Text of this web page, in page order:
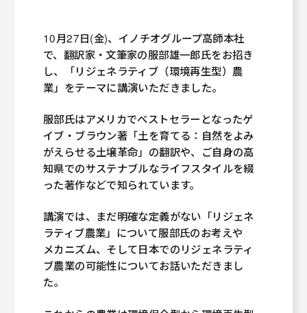
10月27日(金)、イノチオグループ高師本社
で、翻訳家・文筆家の服部雄一郎氏をお招き
し、「リジェネラティブ（環境再生型）農
業」をテーマに講演いただきました。
服部氏はアメリカでベストセラーとなったゲ
イブ・ブラウン著「土を育てる：自然をよみ
がえらせる土壌革命」の翻訳や、ご自身の高
知県でのサステナブルなライフスタイルを綴
った著作などで知られています。
講演では、まだ明確な定義がない「リジェネ
ラティブ農業」について服部氏のお考えや
メカニズム、そして日本でのリジェネラティ
ブ農業の可能性についてお話いただきまし
た。